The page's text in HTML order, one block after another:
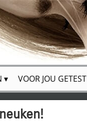
VOOR JOU GETEST